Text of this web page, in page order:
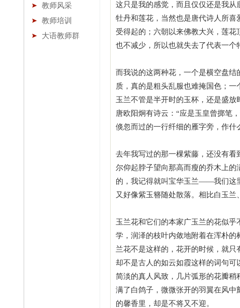
教师风采
教师培训
大语教师群
这只是我的感觉，而且仅仅还是我
牡丹和莲花，当然也是唐代诗人所
受得起的；六朝以来佛教大兴，莲
也不减少，所以也就失去了代表一个
而我说的这两种花，一个是横空盘
质，真的是粗头乱服也难掩国色；
玉兰不管是半开时的玉杯，还是盛放
唐欧阳炯有诗云：“应是玉皇曾掷笔
倏忽而过的一行纤细的雁字旁，作什
去年我写过的那一棵紫藤，还没有
尔仰起脖子望向那高而瘦的乔木上的
的，我记得就叫宝华玉兰——我们这
又好像紫玉簪随处散落。相比白玉兰
玉兰花和它们的本家广玉兰的花似
学，润泽的枝叶内敛地附着在浑朴
兰花不是这样的，花开的时候，就只
却不是古人的如云如霞这样的词句
简淡的真人风致，几片弧形的花瓣
满了白鸽子，微微张开的羽翼在风
的馨香里，却是不将又不迎。